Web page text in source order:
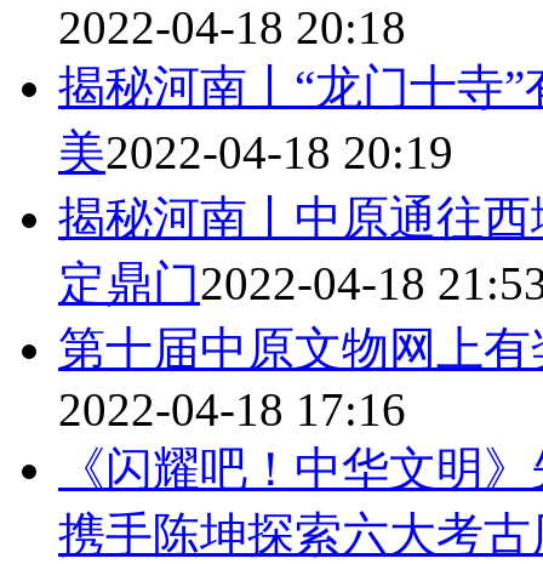
2022-04-18 20:18
揭秘河南丨“龙门十寺
美2022-04-18 20:19
揭秘河南丨中原通往
定鼎门2022-04-18
第十届中原文物网上
2022-04-18 17:16
《闪耀吧！中华文明
携手陈坤探索六大考